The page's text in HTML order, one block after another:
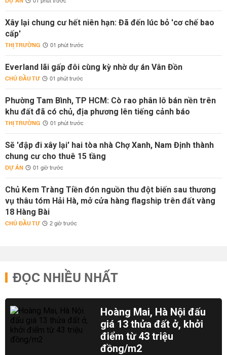
Xây lại chung cư hết niên hạn: Đã đến lúc bỏ 'cơ chế bao
cấp'
THỊ TRƯỜNG 01 phút trước
Everland lãi gấp đôi cùng kỳ nhờ dự án Vân Đồn
CHỦ ĐẦU TƯ 01 phút trước
Phường Tam Bình, TP HCM: Cò rao phân lô bán nền trên
khu đất đã có chủ, địa phương lên tiếng cảnh báo
THỊ TRƯỜNG 01 phút trước
Sẽ 'đập đi xây lại' hai tòa nhà Chợ Xanh, Nam Định thành
chung cư cho thuê 15 tầng
DỰ ÁN 01 giờ trước
Chủ Kem Tràng Tiền đón nguồn thu đột biến sau thương
vụ thâu tóm Hải Hà, mở cửa hàng flagship trên đất vàng
18 Hàng Bài
CHỦ ĐẦU TƯ 2 giờ trước
ĐỌC NHIỀU NHẤT
Hoàng Mai, Hà Nội đấu
giá 13 thửa đất ở, khởi
điểm từ 43 triệu
đồng/m2